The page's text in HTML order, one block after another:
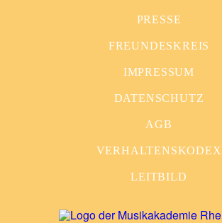
PRESSE
FREUNDESKREIS
IMPRESSUM
DATENSCHUTZ
AGB
VERHALTENSKODEX
LEITBILD